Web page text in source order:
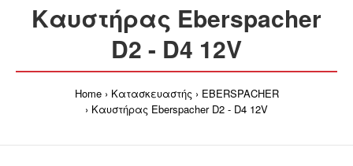
Καυστήρας Eberspacher
D2 - D4 12V
Home Κατασκευαστής
EBERSPACHER
Καυστήρας Eberspacher D2 - D4 12V